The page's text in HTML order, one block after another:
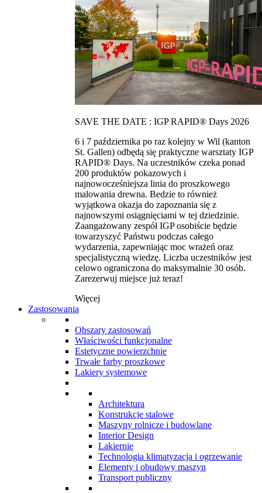
SAVE THE DATE : IGP RAPID® Days 2026
6 i 7 października po raz kolejny w Wil (kanton
St. Gallen) odbędą się praktyczne warsztaty IGP
RAPID® Days. Na uczestników czeka ponad
200 produktów pokazowych i
najnowocześniejsza linia do proszkowego
malowania drewna. Bedzie to również
wyjątkowa okazja do zapoznania się z
najnowszymi osiągnięciami w tej dziedzinie.
Zaangażowany zespół IGP osobiście będzie
towarzyszyć Państwu podczas całego
wydarzenia, zapewniając moc wrażeń oraz
specjalistyczną wiedzę. Liczba uczestników jest
celowo ograniczona do maksymalnie 30 osób.
Zarezerwuj miejsce już teraz!
Więcej
Zastosowania
Obszary zastosowań
Właściwości funkcjonalne
Estetyczne powierzchnie
Trwałe farby proszkowe
Lakiery systemowe
Architektura
Konstrukcje stalowe
Maszyny rolnicze i budowlane
Interior Design
Lakiernie
Technologia klimatyzacja i ogrzewanie
Elementy i obudowy maszyn
Transport publiczny